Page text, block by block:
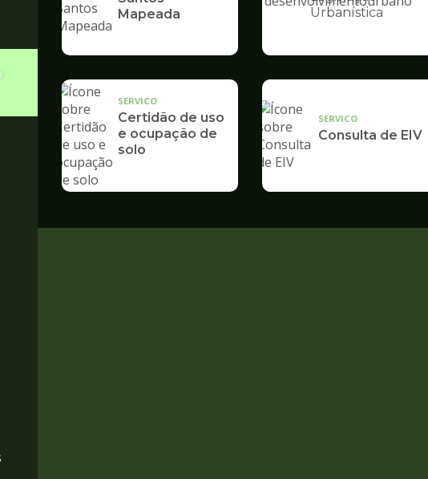
Mapeada
Ilustração
de
Desenvolvimento
Urbanística
SERVICO
Certidão de uso
e ocupação de
solo
SERVICO
Consulta de EIV